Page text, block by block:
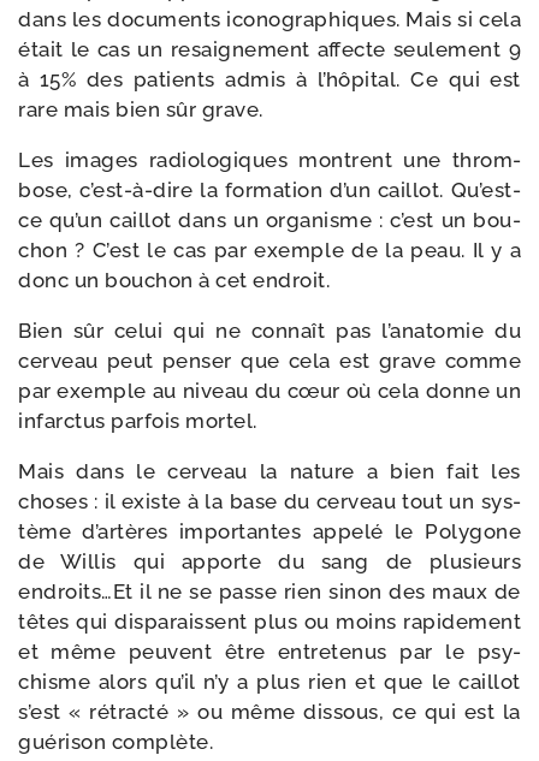
dans les docu­ments ico­no­gra­phiques. Mais si cela
était le cas un resai­gne­ment affecte seule­ment 9
à 15% des patients admis à l’hôpital. Ce qui est
rare mais bien sûr grave.
Les images radio­lo­giques montrent une throm­
bose, c’est-à-dire la for­ma­tion d’un caillot. Qu’est-
ce qu’un caillot dans un orga­nisme : c’est un bou­
chon ? C’est le cas par exemple de la peau. Il y a
donc un bou­chon à cet endroit.
Bien sûr celui qui ne connaît pas l’anatomie du
cer­veau peut pen­ser que cela est grave comme
par exemple au niveau du cœur où cela donne un
infarc­tus par­fois mortel.
Mais dans le cer­veau la nature a bien fait les
choses : il existe à la base du cer­veau tout un sys­
tème d’artères impor­tantes appe­lé le Polygone
de Willis qui apporte du sang de plu­sieurs
endroits…Et il ne se passe rien sinon des maux de
têtes qui dis­pa­raissent plus ou moins rapi­de­ment
et même peuvent être entre­te­nus par le psy­
chisme alors qu’il n’y a plus rien et que le caillot
s’est « rétrac­té » ou même dis­sous, ce qui est la
gué­ri­son complète.